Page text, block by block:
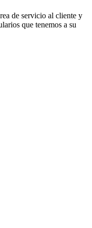
de servicio al cliente y
que tenemos a su